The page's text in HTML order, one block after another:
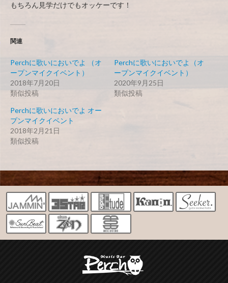
もちろん見学だけでもオッケーです！
関連
Perchに歌いにおいでよ （オ
ープンマイクイベント）
2018年7月20日
類似投稿
Perchに歌いにおいでよ（オ
ープンマイクイベント）
2020年9月25日
類似投稿
Perchに歌いにおいでよ オー
プンマイクイベント
2018年2月21日
類似投稿